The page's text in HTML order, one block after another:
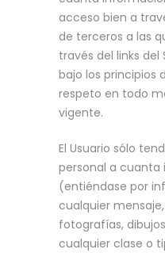
acceso bien a
de terceros a las
través del links del
bajo los principios
respeto en todo
vigente.
El Usuario sólo
personal a cuanta
(entiéndase por
cualquier
fotografías,
cualquier clase o